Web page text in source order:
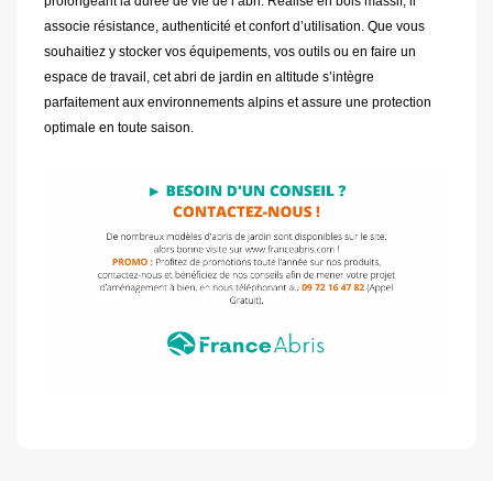
associe résistance, authenticité et confort d’utilisation. Que vous
souhaitiez y stocker vos équipements, vos outils ou en faire un
espace de travail, cet abri de jardin en altitude s’intègre
parfaitement aux environnements alpins et assure une protection
optimale en toute saison.